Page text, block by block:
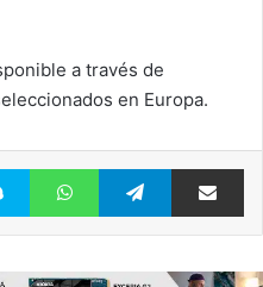
a través de
en Europa.
Skype WhatsAppTelegram